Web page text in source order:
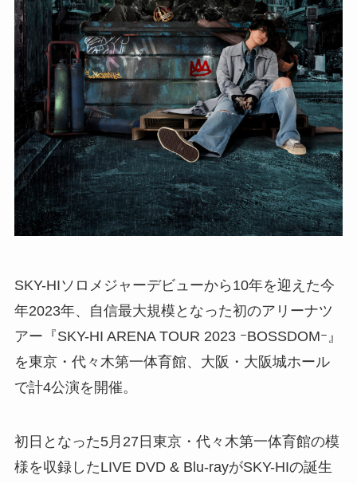
SKY-HIソロメジャーデビューから10年を迎えた今
年2023年、自信最⼤規模となった初のアリーナツ
アー『SKY-HI ARENA TOUR 2023 ｰBOSSDOMｰ』
を東京・代々⽊第⼀体育館、大阪・大阪城ホール
で計4公演を開催。
初日となった5月27日東京・代々⽊第⼀体育館の模
様を収録したLIVE DVD & Blu-rayがSKY-HIの誕生